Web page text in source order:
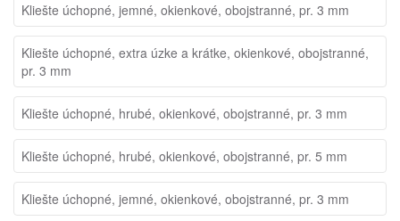
Kliešte úchopné, jemné, okienkové, obojstranné, pr. 3 mm
Kliešte úchopné, extra úzke a krátke, okienkové, obojstranné,
pr. 3 mm
Kliešte úchopné, hrubé, okienkové, obojstranné, pr. 3 mm
Kliešte úchopné, hrubé, okienkové, obojstranné, pr. 5 mm
Kliešte úchopné, jemné, okienkové, obojstranné, pr. 3 mm